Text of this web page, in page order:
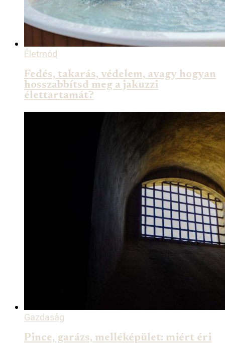
Életmód
Fedés, takarás, védelem, avagy hogyan
hosszabbítsd meg a jakuzzi
élettartamát?
Gazdaság
Pince, garázs, melléképület: miért éri